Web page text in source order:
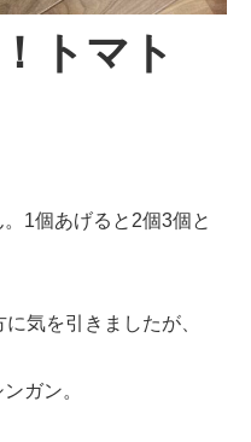
トマト
1個あげると2個3個と
気を引きましたが、
ガン。